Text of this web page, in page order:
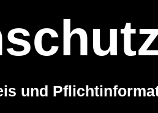
und